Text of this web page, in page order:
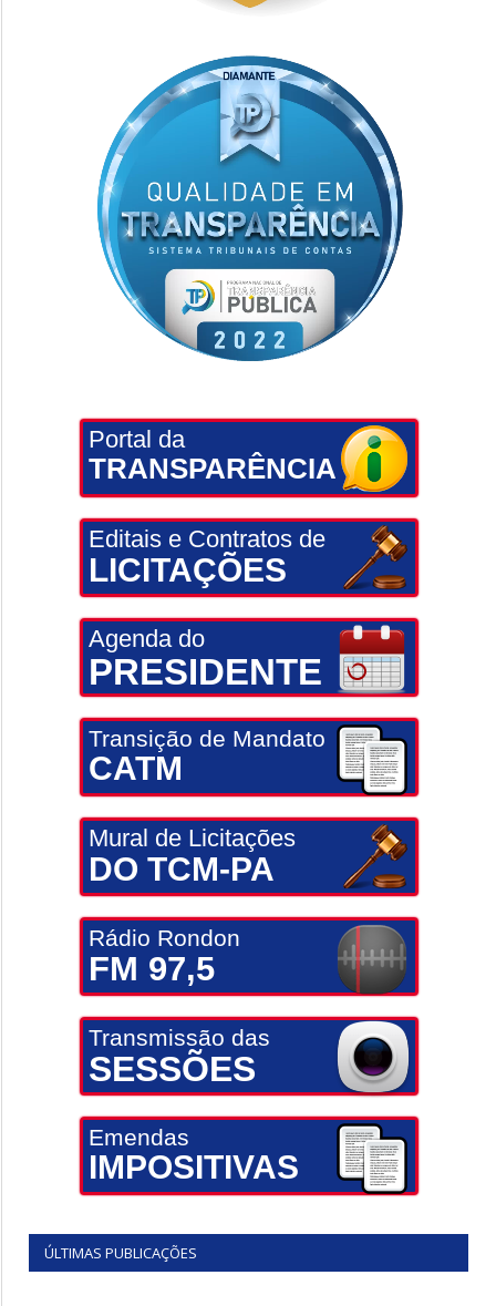
Portal da
TRANSPARÊNCIA
Editais e Contratos de
LICITAÇÕES
Agenda do
PRESIDENTE
Transição de Mandato
CATM
Mural de Licitações
DO TCM-PA
Rádio Rondon
FM 97,5
Transmissão das
SESSÕES
Emendas
IMPOSITIVAS
ÚLTIMAS PUBLICAÇÕES